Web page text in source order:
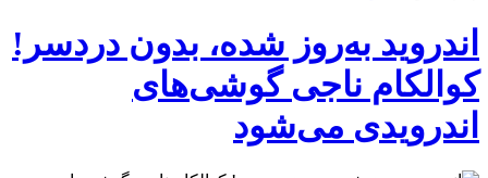
اندروید به‌روز شده، بدون دردسر!
کوالکام ناجی گوشی‌های
اندرویدی می‌شود